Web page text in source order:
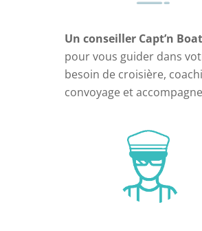
Un conseiller Capt’n
pour vous guider dans
besoin de croisière,
convoyage et